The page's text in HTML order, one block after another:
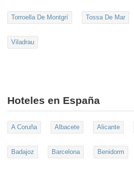
Torroella De Montgrí Tossa De Mar
Viladrau
Hoteles en España
A Coruña Albacete Alicante
Badajoz Barcelona Benidorm